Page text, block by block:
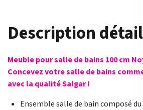
Description
Meuble pour salle de bains 100 cm
Concevez votre salle de bains
avec la qualité Salgar !
Ensemble salle de bain composé du